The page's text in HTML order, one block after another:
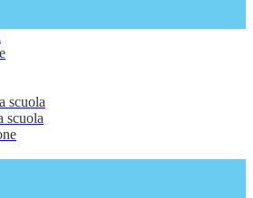
scuola
scuola